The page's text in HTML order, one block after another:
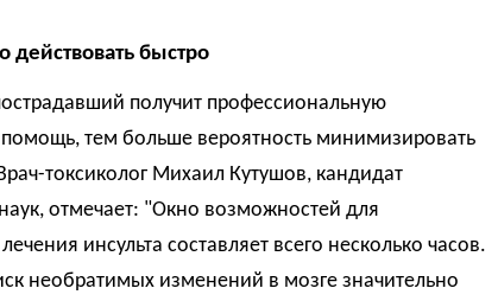
действовать быстро
получит профессиональную
тем больше вероятность минимизировать
токсиколог Михаил Кутушов, кандидат
отмечает: "Окно возможностей для
инсульта составляет всего несколько часов.
необратимых изменений в мозге значительно